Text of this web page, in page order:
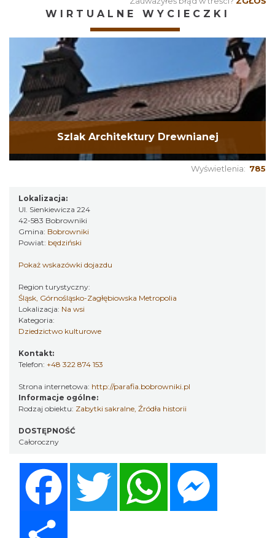
WIRTUALNE WYCIECZKI
Szlak Architektury Drewnianej
Wyświetlenia: 785
Lokalizacja:
Ul. Sienkiewicza 224
42-583 Bobrowniki
Gmina: Bobrowniki
Powiat: będziński
Pokaż wskazówki dojazdu
Region turystyczny:
Śląsk, Górnośląsko-Zagłębiowska Metropolia
Lokalizacja: Na wsi
Kategoria:
Dziedzictwo kulturowe
Kontakt:
Telefon: +48 322 874 153
Strona internetowa: http://parafia.bobrowniki.pl
Informacje ogólne:
Rodzaj obiektu: Zabytki sakralne, Źródła historii
DOSTĘPNOŚĆ
Całoroczny
Twitter WhatsApp